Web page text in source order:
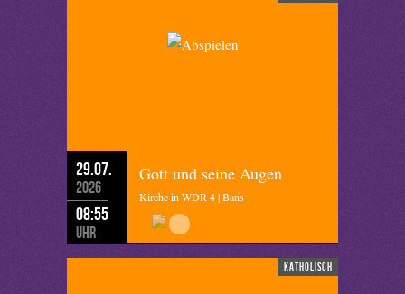
29.07.
2026
08:55
Uhr
Gott und seine Augen
Kirche in WDR 4 | Bans
katholisch